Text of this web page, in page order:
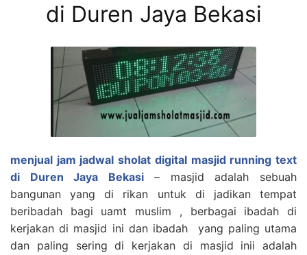
di Duren Jaya Bekasi
menjual jam jadwal sholat digital masjid running text
di Duren Jaya Bekasi
– masjid adalah sebuah
bangunan yang di rikan untuk di jadikan tempat
beribadah bagi uamt muslim , berbagai ibadah di
kerjakan di masjid ini dan ibadah yang paling utama
dan paling sering di kerjakan di masjid inii adalah